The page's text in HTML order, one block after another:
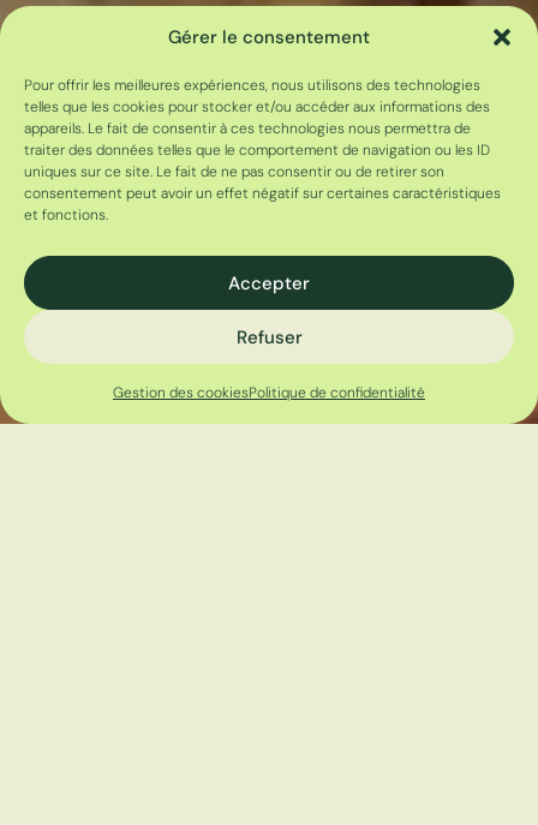
Gérer le consentement
Pour offrir les meilleures expériences, nous utilisons des technologies
telles que les cookies pour stocker et/ou accéder aux informations des
appareils. Le fait de consentir à ces technologies nous permettra de
traiter des données telles que le comportement de navigation ou les ID
uniques sur ce site. Le fait de ne pas consentir ou de retirer son
consentement peut avoir un effet négatif sur certaines caractéristiques
et fonctions.
Accepter
Refuser
Gestion des cookiesPolitique de confidentialité